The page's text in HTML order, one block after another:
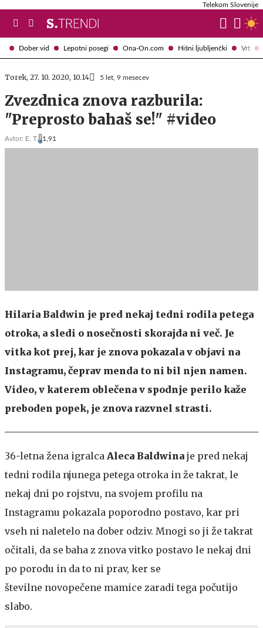
Dober vid Lepotni posegi Ona-On.com Hišni ljubljenčki Vrt
Telekom Slovenije
Torek, 27. 10. 2020, 10.14 5 let, 9 mesecev
Zvezdnica znova razburila:
"Preprosto bahaš se!" #video
Avtor: E. T. 1,91
Hilaria Baldwin je pred nekaj tedni rodila petega
otroka, a sledi o nosečnosti skorajda ni več. Je
vitka kot prej, kar je znova pokazala v objavi na
Instagramu, čeprav menda to ni bil njen namen.
Video, v katerem oblečena v spodnje perilo kaže
preboden popek, je znova razvnel strasti.
36-letna žena igralca Aleca Baldwina je pred nekaj
tedni rodila njunega petega otroka in že takrat, le
nekaj dni po rojstvu, na svojem profilu na
Instagramu pokazala poporodno postavo, kar pri
vseh ni naletelo na dober odziv. Mnogi so ji že takrat
očitali, da se baha z znova vitko postavo le nekaj dni
po porodu in da to ni prav, ker se
številne novopečene mamice zaradi tega počutijo
slabo.